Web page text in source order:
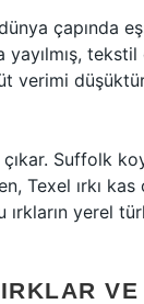
çapında
verimi
çıkar. Suffolk
Texel ırkı kas
ırkların yerel
VE